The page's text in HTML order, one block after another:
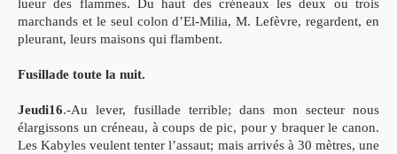
lueur des flammes. Du haut des créneaux les deux ou trois
marchands et le seul colon d’El-Milia, M. Lefèvre, regardent, en
pleurant, leurs maisons qui flambent.
Fusillade toute la nuit.
Jeudi16.-Au lever, fusillade terrible; dans mon secteur nous
élargissons un créneau, à coups de pic, pour y braquer le canon.
Les Kabyles veulent tenter l’assaut; mais arrivés à 30 mètres, une